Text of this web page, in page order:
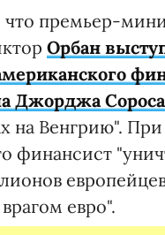
премьер-
Орбан
Джорджа Сороса
на Венгрию".
финансист
евро".